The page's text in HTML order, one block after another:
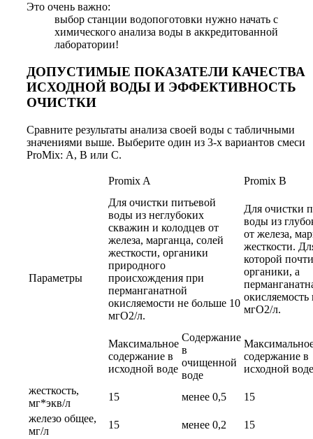
Это очень важно:
выбор станции водопоготовки нужно начать с
химического анализа воды в аккредитованной
лаборатории!
ДОПУСТИМЫЕ ПОКАЗАТЕЛИ КАЧЕСТВА
ИСХОДНОЙ ВОДЫ И ЭФФЕКТИВНОСТЬ
ОЧИСТКИ
Сравните результаты анализа своей воды с табличными
значениями выше. Выберите один из 3-х вариантов смеси
ProMix: А, В или С.
Параметры
Promix A
Promix B
Для очистки питьевой
воды из неглубоких
скважин и колодцев от
железа, марганца, солей
жесткости, органики
природного
происхождения при
перманганатной
окисляемости не больше 10
мгО2/л.
Для очистки
воды из
от железа,
жесткости.
которой
органики, а
мгО2/л.
Максимальное
содержание в
исходной воде
Содержание
в
очищенной
воде
содержание в
исходной воде
жесткость,
мг*экв/л
15 менее 0,5
15
железо общее,
мг/л
15 менее 0,2
15